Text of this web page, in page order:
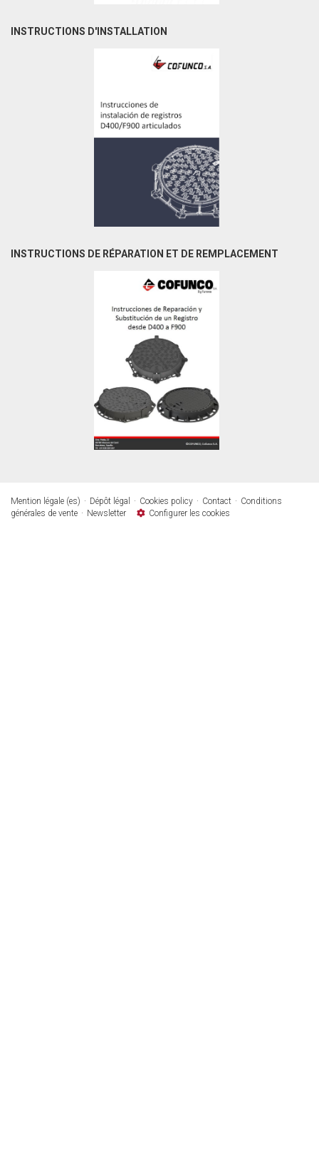
INSTRUCTIONS D'INSTALLATION
INSTRUCTIONS DE RÉPARATION ET DE REMPLACEMENT
Mention légale (es) Dépôt légal Cookies policy Contact
Conditions
générales de vente
Newsletter Configurer les cookies